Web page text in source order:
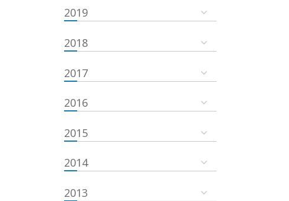
2019
2018
2017
2016
2015
2014
2013